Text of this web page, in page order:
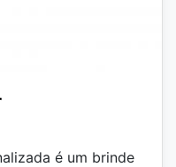
é um brinde